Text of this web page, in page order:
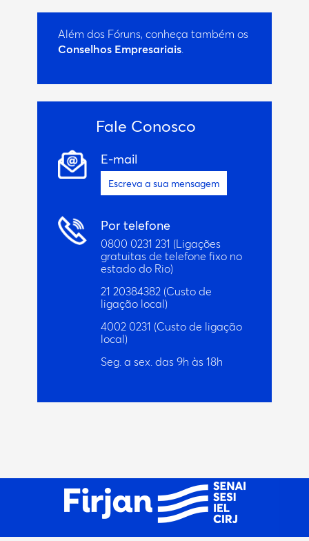
Além dos Fóruns, conheça também os
Conselhos Empresariais
Fale Conosco
E-mail
Escreva a sua mensagem
Por telefone
0800 0231 231 (Ligações
gratuitas de telefone fixo no
estado do Rio)
21 20384382 (Custo de
ligação local)
4002 0231 (Custo de ligação
local)
Seg. a sex. das 9h às 18h